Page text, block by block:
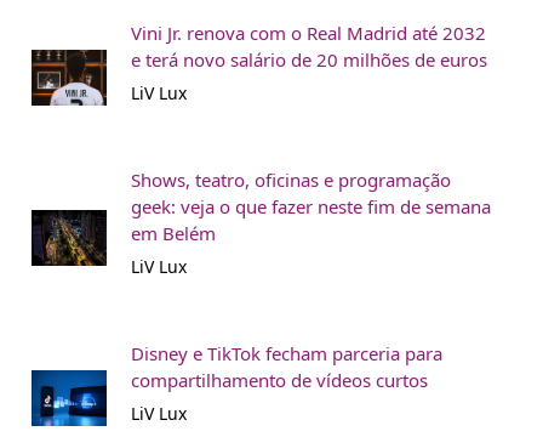
Vini Jr. renova com o Real Madrid até 2032
e terá novo salário de 20 milhões de euros
LiV Lux
Shows, teatro, oficinas e programação
geek: veja o que fazer neste fim de semana
em Belém
LiV Lux
Disney e TikTok fecham parceria para
compartilhamento de vídeos curtos
LiV Lux